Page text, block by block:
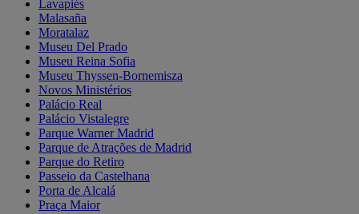
Lavapiés
Malasaña
Moratalaz
Museu Del Prado
Museu Reina Sofia
Museu Thyssen-Bornemisza
Novos Ministérios
Palácio Real
Palácio Vistalegre
Parque Warner Madrid
Parque de Atrações de Madrid
Parque do Retiro
Passeio da Castelhana
Porta de Alcalá
Praça Maior